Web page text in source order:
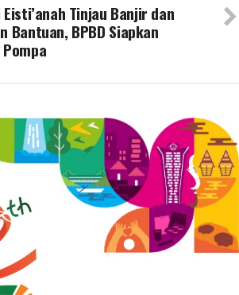
Tinjau Banjir dan
Bantuan, BPBD Siapkan